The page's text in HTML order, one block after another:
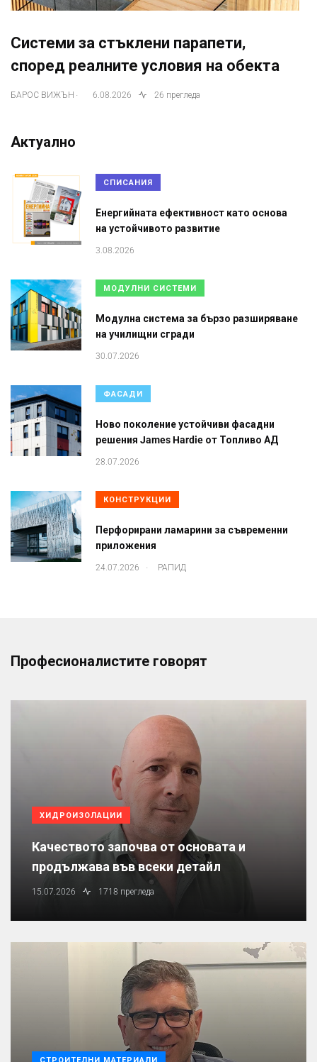
Системи за стъклени парапети,
според реалните условия на обекта
БАРОС ВИЖЪН . 6.08.2026 26 прегледа
Актуално
СПИСАНИЯ
Енергийната ефективност като основа
на устойчивото развитие
3.08.2026
МОДУЛНИ СИСТЕМИ
Модулна система за бързо разширяване
на училищни сгради
30.07.2026
ФАСАДИ
Ново поколение устойчиви фасадни
решения James Hardie от Топливо АД
28.07.2026
КОНСТРУКЦИИ
Перфорирани ламарини за съвременни
приложения
24.07.2026 . РАПИД
Професионалистите говорят
ХИДРОИЗОЛАЦИИ
Качеството започва от основата и
продължава във всеки детайл
15.07.2026 1718 прегледа
СТРОИТЕЛНИ МАТЕРИАЛИ